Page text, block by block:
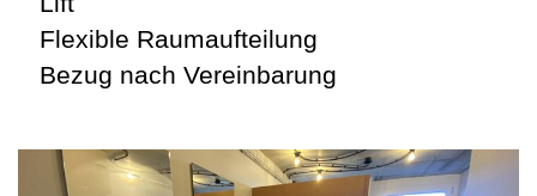
Flexible Raumaufteilung
Bezug nach Vereinbarung